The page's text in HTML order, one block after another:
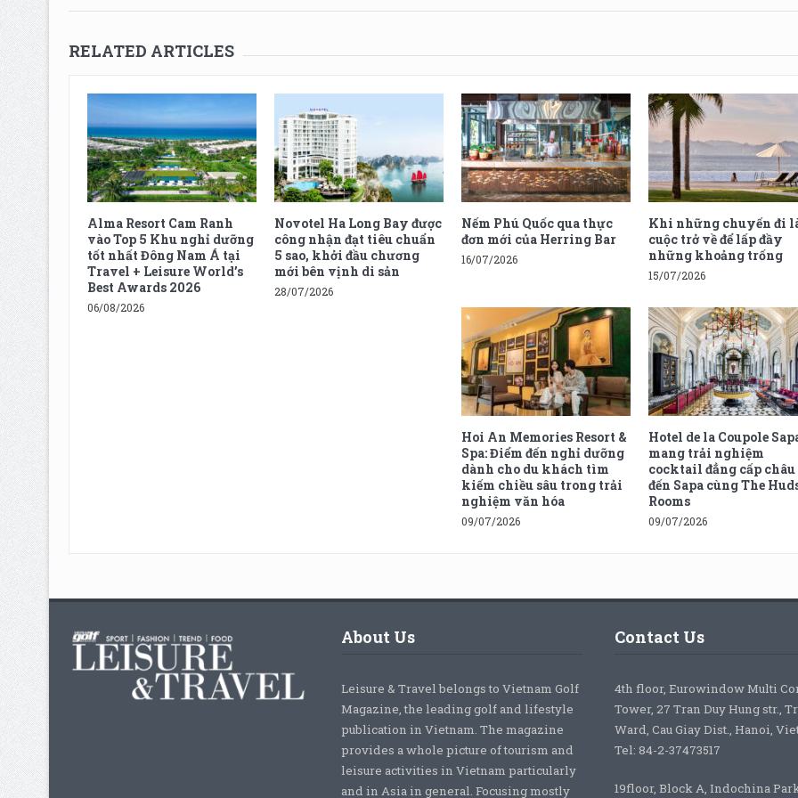
RELATED ARTICLES
Alma Resort Cam Ranh
vào Top 5 Khu nghỉ dưỡng
tốt nhất Đông Nam Á tại
Travel + Leisure World’s
Best Awards 2026
06/08/2026
Novotel Ha Long Bay được
công nhận đạt tiêu chuẩn
5 sao, khởi đầu chương
mới bên vịnh di sản
28/07/2026
Nếm Phú Quốc qua thực
đơn mới của Herring Bar
16/07/2026
Khi những chuyến đi
cuộc trở về để lấp đầy
những khoảng trống
15/07/2026
Hoi An Memories Resort &
Spa: Điểm đến nghỉ dưỡng
dành cho du khách tìm
kiếm chiều sâu trong trải
nghiệm văn hóa
09/07/2026
Hotel de la Coupole
mang trải nghiệm
cocktail đẳng cấp châu
đến Sapa cùng The
Rooms
09/07/2026
About Us
Leisure & Travel belongs to Vietnam Golf
Magazine, the leading golf and lifestyle
publication in Vietnam. The magazine
provides a whole picture of tourism and
leisure activities in Vietnam particularly
and in Asia in general. Focusing mostly
Contact Us
4th floor, Eurowindow Multi
Tower, 27 Tran Duy Hung str.,
Ward, Cau Giay Dist., Hanoi,
Tel: 84-2-37473517
19floor, Block A, Indochina